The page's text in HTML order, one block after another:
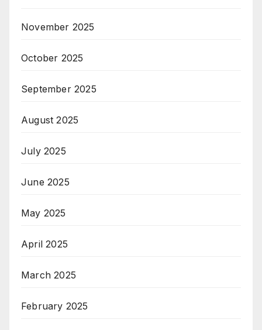
November 2025
October 2025
September 2025
August 2025
July 2025
June 2025
May 2025
April 2025
March 2025
February 2025